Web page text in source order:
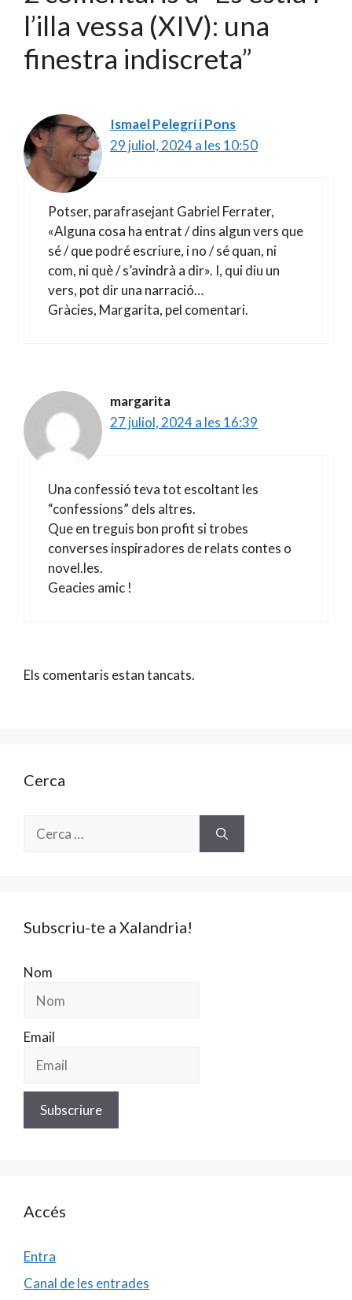
l’illa vessa (XIV): una
finestra indiscreta”
Ismael Pelegrí i Pons
29 juliol, 2024 a les 10:50
Potser, parafrasejant Gabriel Ferrater,
«Alguna cosa ha entrat / dins algun vers que
sé / que podré escriure, i no / sé quan, ni
com, ni què / s’avindrà a dir». I, qui diu un
vers, pot dir una narració…
Gràcies, Margarita, pel comentari.
margarita
27 juliol, 2024 a les 16:39
Una confessió teva tot escoltant les
“confessions” dels altres.
Que en treguis bon profit si trobes
converses inspiradores de relats contes o
novel.les.
Geacies amic !
Els comentaris estan tancats.
Cerca
Subscriu-te a Xalandria!
Nom
Email
Accés
Entra
Canal de les entrades